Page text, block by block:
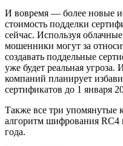
И вовремя — более новые
стоимость подделки
сейчас. Используя
мошенники могут за
создавать поддельные
уже будет реальная
компаний планирует
сертификатов до 1 января
Также все три упомянутые
алгоритм шифрования RC4
года.